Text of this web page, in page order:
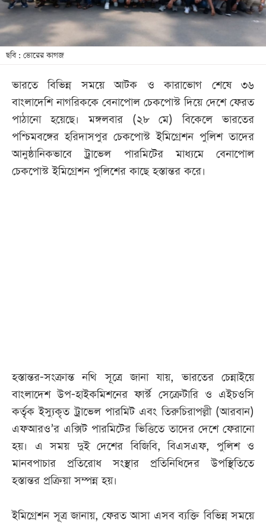
লাইফ
স্টাইল
শিক্ষা
সব
বিভাগ
ছবি
ছবি : ভোরের কাগজ
ভারতে বিভিন্ন সময়ে আটক ও কারাভোগ শেষে ৩৬
বাংলাদেশি নাগরিককে বেনাপোল চেকপোস্ট দিয়ে দেশে ফেরত
পাঠানো হয়েছে। মঙ্গলবার (২৮ মে) বিকেলে ভারতের
পশ্চিমবঙ্গের হরিদাসপুর চেকপোস্ট ইমিগ্রেশন পুলিশ তাদের
আনুষ্ঠানিকভাবে ট্রাভেল পারমিটের মাধ্যমে বেনাপোল
চেকপোস্ট ইমিগ্রেশন পুলিশের কাছে হস্তান্তর করে।
হস্তান্তর-সংক্রান্ত নথি সূত্রে জানা যায়, ভারতের চেন্নাইয়ে
বাংলাদেশ উপ-হাইকমিশনের ফার্স্ট সেক্রেটারি ও এইচওসি
কর্তৃক ইস্যুকৃত ট্রাভেল পারমিট এবং তিরুচিরাপল্লী (আরবান)
এফআরও’র এক্সিট পারমিটের ভিত্তিতে তাদের দেশে ফেরানো
হয়। এ সময় দুই দেশের বিজিবি, বিএসএফ, পুলিশ ও
মানবপাচার প্রতিরোধ সংস্থার প্রতিনিধিদের উপস্থিতিতে
হস্তান্তর প্রক্রিয়া সম্পন্ন হয়।
ইমিগ্রেশন সূত্র জানায়, ফেরত আসা এসব ব্যক্তি বিভিন্ন সময়ে